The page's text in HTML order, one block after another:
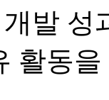
발 성
활동